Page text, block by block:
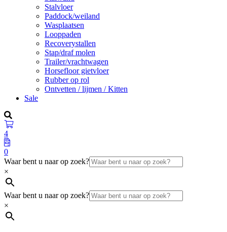
Stalvloer
Paddock/weiland
Wasplaatsen
Looppaden
Recoverystallen
Stap/draf molen
Trailer/vrachtwagen
Horsefloor gietvloer
Rubber op rol
Ontvetten / lijmen / Kitten
Sale
4
0
Waar bent u naar op zoek?
×
Waar bent u naar op zoek?
×